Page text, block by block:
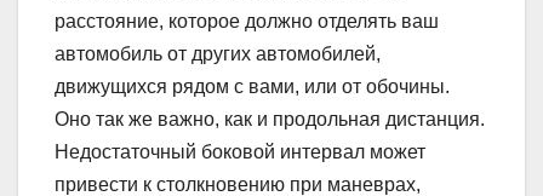
расстояние, которое должно отделять ваш
автомобиль от других автомобилей,
движущихся рядом с вами, или от обочины.
Оно так же важно, как и продольная дистанция.
Недостаточный боковой интервал может
привести к столкновению при маневрах,